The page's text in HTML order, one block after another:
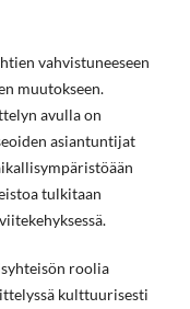
vahvistuneeseen
muutokseen.
avulla on
asiantuntijat
tulkitaan
roolia
kulttuurisesti